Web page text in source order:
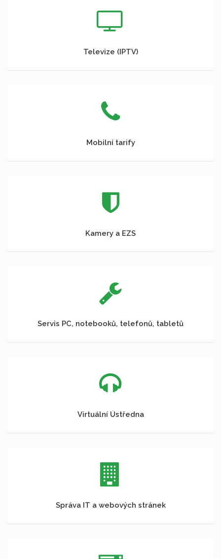
Televize (IPTV)
Mobilní tarify
Kamery a EZS
Servis PC, notebooků, telefonů, tabletů
Virtuální Ústředna
Správa IT a webových stránek